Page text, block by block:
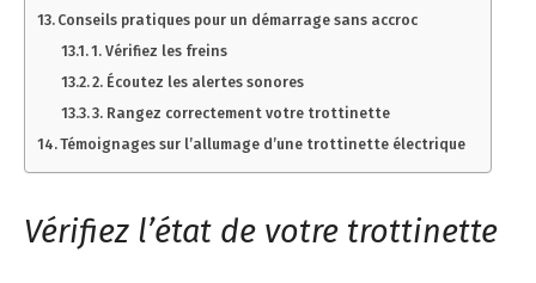
Conseils pratiques pour un démarrage sans accroc
1. Vérifiez les freins
2. Écoutez les alertes sonores
3. Rangez correctement votre trottinette
Témoignages sur l’allumage d’une trottinette électrique
Vérifiez l’état de votre trottinette